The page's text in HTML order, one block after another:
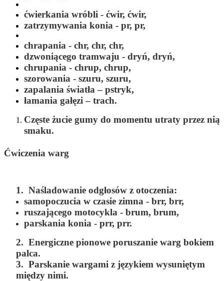
ćwierkania wróbli - ćwir, ćwir,
zatrzymywania konia - pr, pr,
chrapania - chr, chr, chr,
dzwoniącego tramwaju - dryń, dryń,
chrupania - chrup, chrup,
szorowania - szuru, szuru,
zapalania światła – pstryk,
łamania gałęzi – trach.
Częste żucie gumy do momentu utraty przez nią
smaku.
Ćwiczenia warg
1. Naśladowanie odgłosów z otoczenia:
samopoczucia w czasie zimna - brr, brr,
ruszającego motocykla - brum, brum,
parskania konia - prr, prr.
2. Energiczne pionowe poruszanie warg bokiem
palca.
3. Parskanie wargami z językiem wysuniętym
między nimi.